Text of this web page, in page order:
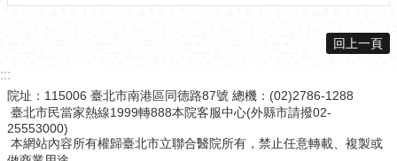
回上一頁
:::
院址：115006 臺北市南港區同德路87號 總機：(02)2786-1288
臺北市民當家熱線1999轉888本院客服中心(外縣市請撥02-
25553000)
本網站內容所有權歸臺北市立聯合醫院所有，禁止任意轉載、複製或